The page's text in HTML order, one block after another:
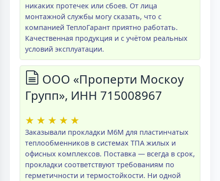
никаких протечек или сбоев. От лица
монтажной службы могу сказать, что с
компанией ТеплоГарант приятно работать.
Качественная продукция и с учётом реальных
условий эксплуатации.
ООО «Проперти Москоу
Групп», ИНН 715008967
★ ★ ★ ★ ★
Заказывали прокладки M6M для пластинчатых
теплообменников в системах ТПА жилых и
офисных комплексов. Поставка — всегда в срок,
прокладки соответствуют требованиям по
герметичности и термостойкости. Ни одной